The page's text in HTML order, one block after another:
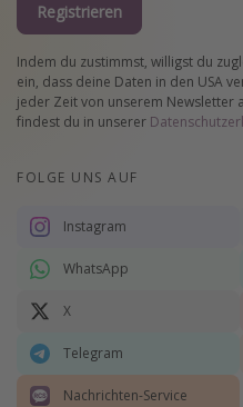
Registrieren
Indem du zustimmst, willigst du
ein, dass deine Daten in den USA
jeder Zeit von unserem Newsletter
findest du in unserer
FOLGE UNS AUF
Instagram
WhatsApp
X
Telegram
Nachrichten-Service